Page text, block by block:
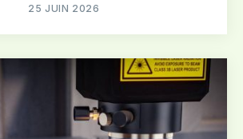
25 JUIN 2026